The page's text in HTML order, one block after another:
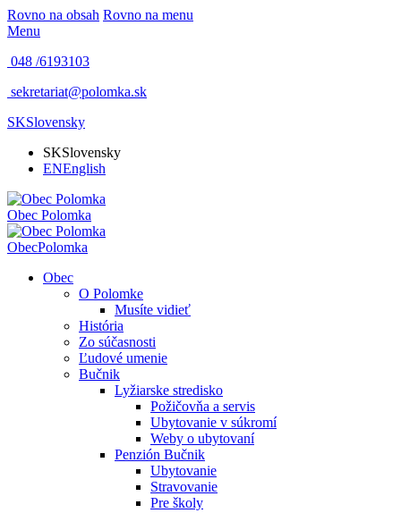
Rovno na obsah Rovno na menu
Menu
048 /6193103
sekretariat@polomka.sk
SKSlovensky
SKSlovensky
ENEnglish
Obec Polomka
ObecPolomka
Obec
O Polomke
Musíte vidieť
História
Zo súčasnosti
Ľudové umenie
Bučnik
Lyžiarske stredisko
Požičovňa a servis
Ubytovanie v súkromí
Weby o ubytovaní
Penzión Bučnik
Ubytovanie
Stravovanie
Pre školy